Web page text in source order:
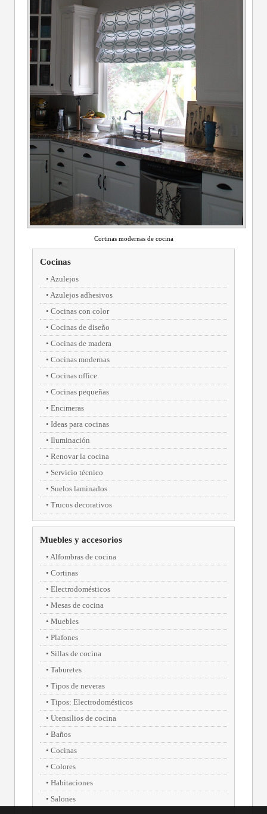
Cortinas modernas de cocina
Cocinas
Azulejos
Azulejos adhesivos
Cocinas con color
Cocinas de diseño
Cocinas de madera
Cocinas modernas
Cocinas office
Cocinas pequeñas
Encimeras
Ideas para cocinas
Iluminación
Renovar la cocina
Servicio técnico
Suelos laminados
Trucos decorativos
Muebles y accesorios
Alfombras de cocina
Cortinas
Electrodomésticos
Mesas de cocina
Muebles
Plafones
Sillas de cocina
Taburetes
Tipos de neveras
Tipos: Electrodomésticos
Utensilios de cocina
Baños
Cocinas
Colores
Habitaciones
Salones